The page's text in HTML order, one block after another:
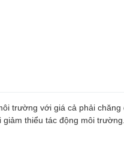
trường với giá cả phải
thiểu tác động môi trường.